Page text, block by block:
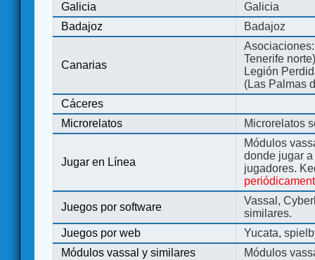
Galicia
Galicia
Badajoz
Badajoz
Canarias
Tenerife
Legión
(Las Palmas
Cáceres
Microrelatos
Microrelatos
Jugar en Línea
Módulos
donde jugar
jugadores.
Juegos por software
Vassal,
similares.
Juegos por web
Yucata,
Módulos vassal y similares
Módulos